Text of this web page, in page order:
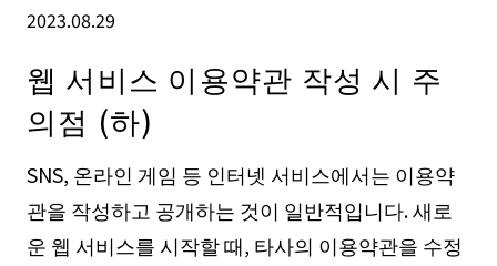
2023.08.29
웹 서비스 이용약관 작성 시 주
의점 (하)
SNS, 온라인 게임 등 인터넷 서비스에서는 이용약
관을 작성하고 공개하는 것이 일반적입니다. 새로
운 웹 서비스를 시작할 때, 타사의 이용약관을 수정